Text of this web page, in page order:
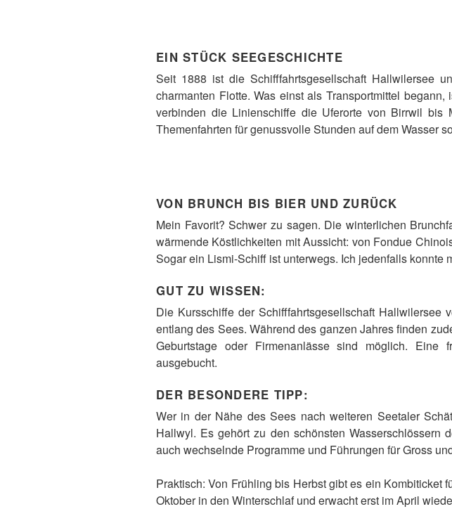
EIN STÜCK SEEGESCHICHTE
Seit 1888 ist die Schifffahrtsgesellschaft Hallwilersee
charmanten Flotte. Was einst als Transportmittel
verbinden die Linienschiffe die Uferorte von Birrwil bis
Themenfahrten für genussvolle Stunden auf dem Wasser
VON BRUNCH BIS BIER UND ZURÜCK
Mein Favorit? Schwer zu sagen. Die winterlichen
wärmende Köstlichkeiten mit Aussicht: von Fondue
Sogar ein Lismi-Schiff ist unterwegs. Ich jedenfalls
GUT ZU WISSEN:
Die Kursschiffe der Schifffahrtsgesellschaft
entlang des Sees. Während des ganzen Jahres finden
Geburtstage oder Firmenanlässe sind möglich.
ausgebucht.
DER BESONDERE TIPP:
Wer in der Nähe des Sees nach weiteren Seetaler
Hallwyl. Es gehört zu den schönsten Wasserschlössern
auch wechselnde Programme und Führungen für Gross
Praktisch: Von Frühling bis Herbst gibt es ein
Oktober in den Winterschlaf und erwacht erst im April